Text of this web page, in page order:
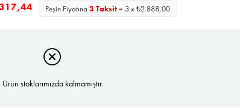
Peşin Fiyatına 3 Taksit= 3 x ₺2.888,00
Ürün stoklarımızda kalmamıştır.